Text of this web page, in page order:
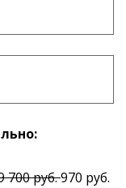
700 руб.970 руб.